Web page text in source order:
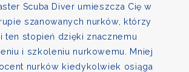
Scuba Diver umieszcza Cię w
szanowanych nurków, którzy
ten stopień dzięki znacznemu
i szkoleniu nurkowemu. Mniej
nurków kiedykolwiek osiąga